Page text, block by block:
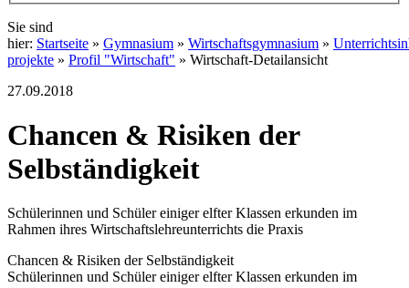
Sie sind
hier: Startseite » Gymnasium » Wirtschaftsgymnasium »
projekte » Profil "Wirtschaft" » Wirtschaft-Detailansicht
27.09.2018
Chancen & Risiken der
Selbständigkeit
Schülerinnen und Schüler einiger elfter Klassen erkunden im
Rahmen ihres Wirtschaftslehreunterrichts die Praxis
Chancen & Risiken der Selbständigkeit
Schülerinnen und Schüler einiger elfter Klassen erkunden im